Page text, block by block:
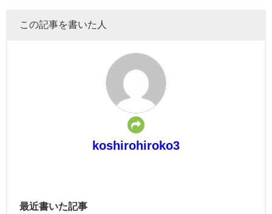
この記事を書いた人
koshirohiroko3
最近書いた記事